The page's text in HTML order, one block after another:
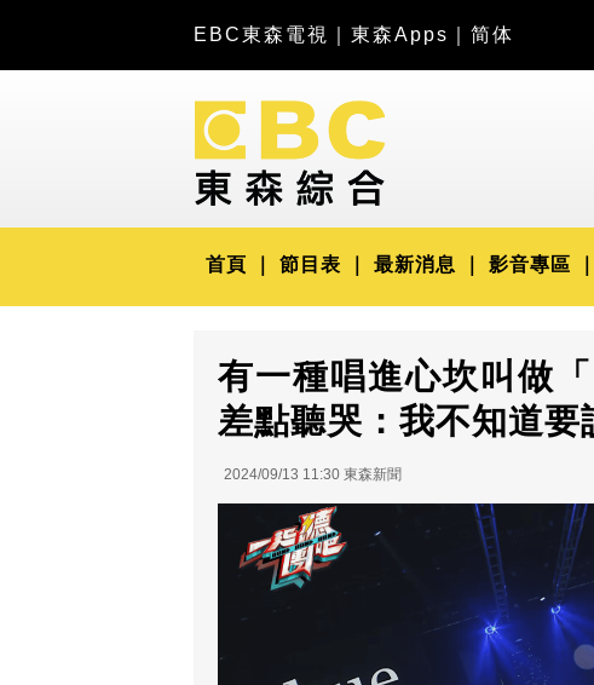
EBC東森電視 東森Apps 简体
首頁 節目表 最新消息 影音專區
有一種唱進心坎叫做
差點聽哭：我不知道要
2024/09/13 11:30 東森新聞